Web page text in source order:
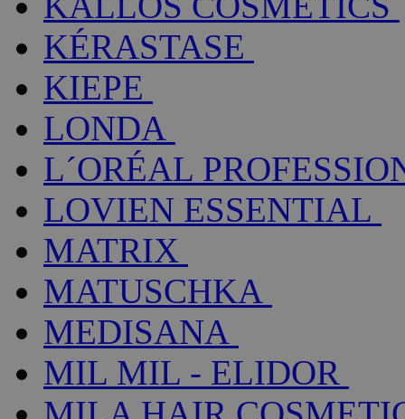
KÉRASTASE
KIEPE
LONDA
L´ORÉAL
LOVIEN ESSENTIAL
MATRIX
MATUSCHKA
MEDISANA
MIL MIL - ELIDOR